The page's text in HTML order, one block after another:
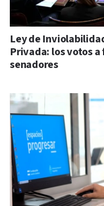
Ley de
Privada: los votos
senadores